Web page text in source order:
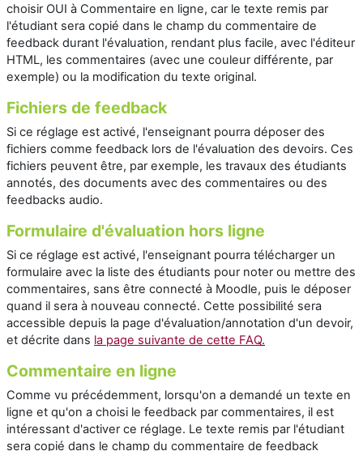
choisir OUI à Commentaire en ligne, car le texte remis par
l'étudiant sera copié dans le champ du commentaire de
feedback durant l'évaluation, rendant plus facile, avec l'éditeur
HTML, les commentaires (avec une couleur différente, par
exemple) ou la modification du texte original.
Fichiers de feedback
Si ce réglage est activé, l'enseignant pourra déposer des
fichiers comme feedback lors de l'évaluation des devoirs. Ces
fichiers peuvent être, par exemple, les travaux des étudiants
annotés, des documents avec des commentaires ou des
feedbacks audio.
Formulaire d'évaluation hors ligne
Si ce réglage est activé, l'enseignant pourra télécharger un
formulaire avec la liste des étudiants pour noter ou mettre des
commentaires, sans être connecté à Moodle, puis le déposer
quand il sera à nouveau connecté. Cette possibilité sera
accessible depuis la page d'évaluation/annotation d'un devoir,
et décrite dans la page suivante de cette FAQ.
Commentaire en ligne
Comme vu précédemment, lorsqu'on a demandé un texte en
ligne et qu'on a choisi le feedback par commentaires, il est
intéressant d'activer ce réglage. Le texte remis par l'étudiant
sera copié dans le champ du commentaire de feedback